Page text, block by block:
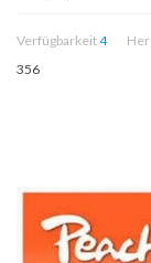
Verfügbarkeit4
356